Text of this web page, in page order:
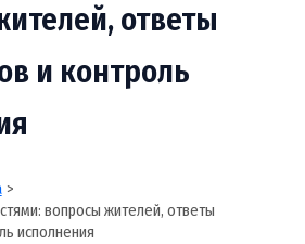
ответы
и контроль
вопросы жителей, ответы
исполнения